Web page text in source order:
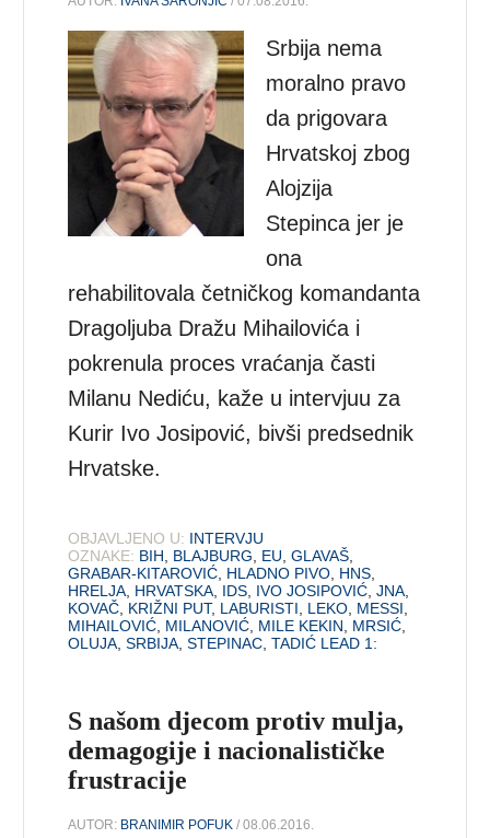
Srbija nema
moralno pravo
da prigovara
Hrvatskoj zbog
Alojzija
Stepinca jer je
ona
rehabilitovala četničkog komandanta
Dragoljuba Dražu Mihailovića i
pokrenula proces vraćanja časti
Milanu Nediću, kaže u intervjuu za
Kurir Ivo Josipović, bivši predsednik
Hrvatske.
OBJAVLJENO U: INTERVJU
OZNAKE: BIH, BLAJBURG, EU,GLAVAŠ,
GRABAR-KITAROVIĆ, HLADNO PIVO, HNS,
HRELJA, HRVATSKA, IDS, IVO JOSIPOVIĆ,JNA,
KOVAČ, KRIŽNI PUT, LABURISTI, LEKO, MESSI,
MIHAILOVIĆ, MILANOVIĆ, MILE KEKIN, MRSIĆ,
OLUJA,SRBIJA,STEPINAC,TADIĆ LEAD 1:
S našom djecom protiv mulja,
demagogije i nacionalističke
frustracije
AUTOR: BRANIMIR POFUK / 08.06.2016.